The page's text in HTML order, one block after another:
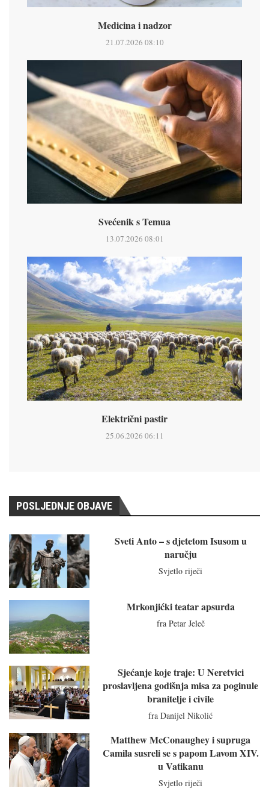
Medicina i nadzor
21.07.2026 08:10
Svećenik s Temua
13.07.2026 08:01
Električni pastir
25.06.2026 06:11
POSLJEDNJE OBJAVE
Sveti Anto – s djetetom Isusom u
naručju
Svjetlo riječi
Mrkonjićki teatar apsurda
fra Petar Jeleč
Sjećanje koje traje: U Neretvici
proslavljena godišnja misa za poginule
branitelje i civile
fra Danijel Nikolić
Matthew McConaughey i supruga
Camila susreli se s papom Lavom XIV.
u Vatikanu
Svjetlo riječi